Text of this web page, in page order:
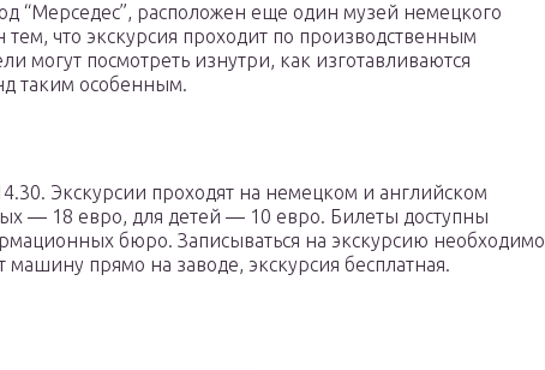
“Мерседес”, расположен еще один музей немецкого
что экскурсия проходит по производственным
могут посмотреть изнутри, как изготавливаются
таким особенным.
Экскурсии проходят на немецком и английском
— 18 евро, для детей — 10 евро. Билеты доступны
бюро. Записываться на экскурсию необходимо
машину прямо на заводе, экскурсия бесплатная.